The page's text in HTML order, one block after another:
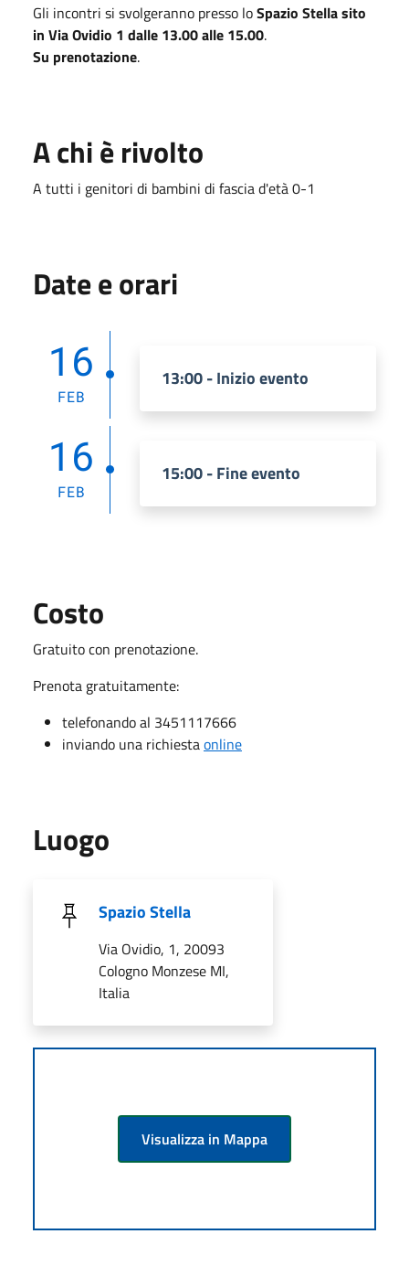
Gli incontri si svolgeranno presso loSpazio Stella sito
in Via Ovidio 1 dalle 13.00 alle 15.00.
Su prenotazione.
A chi è rivolto
A tutti i genitori di bambini di fascia d'età 0-1
Date e orari
16
FEB
13:00 - Inizio evento
16
FEB
15:00 - Fine evento
Costo
Gratuito con prenotazione.
Prenota gratuitamente:
telefonando al 3451117666
inviando una richiestaonline
Luogo
Spazio Stella
Via Ovidio, 1, 20093
Cologno Monzese MI,
Italia
Visualizza in Mappa